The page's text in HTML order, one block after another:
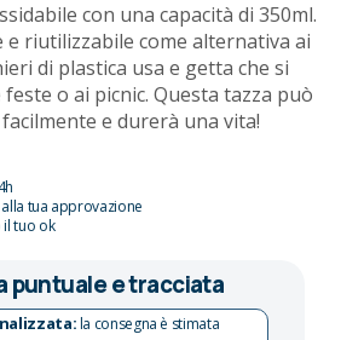
con una capacità di 350ml.
e riutilizzabile come alternativa ai
di plastica usa e getta che si
o ai picnic. Questa tazza può
e durerà una vita!
tua approvazione
tuo ok
puntuale e tracciata
la consegna è stimata